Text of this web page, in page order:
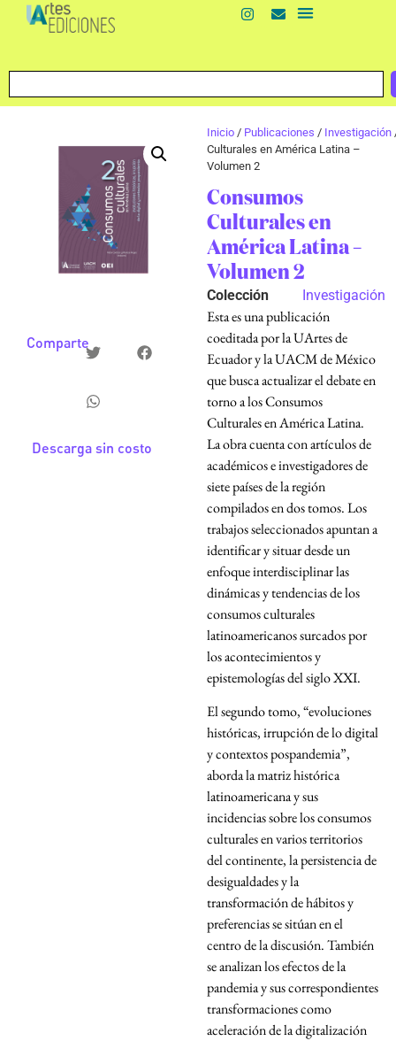
Comparte
Descarga sin costo
Inicio / Publicaciones / Investigación
Culturales en América Latina –
Volumen 2
Consumos
Culturales en
América Latina –
Volumen 2
Colección Investigación
Esta es una publicación
coeditada por la UArtes de
Ecuador y la UACM de México
que busca actualizar el debate en
torno a los Consumos
Culturales en América Latina.
La obra cuenta con artículos de
académicos e investigadores de
siete países de la región
compilados en dos tomos. Los
trabajos seleccionados apuntan a
identificar y situar desde un
enfoque interdisciplinar las
dinámicas y tendencias de los
consumos culturales
latinoamericanos surcados por
los acontecimientos y
epistemologías del siglo XXI.
El segundo tomo, “evoluciones
históricas, irrupción de lo digital
y contextos pospandemia”,
aborda la matriz histórica
latinoamericana y sus
incidencias sobre los consumos
culturales en varios territorios
del continente, la persistencia de
desigualdades y la
transformación de hábitos y
preferencias se sitúan en el
centro de la discusión. También
se analizan los efectos de la
pandemia y sus correspondientes
transformaciones como
aceleración de la digitalización